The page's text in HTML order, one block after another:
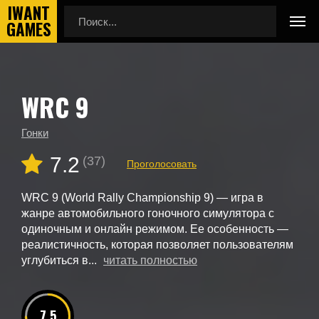
Главная
Новые игры
WRC 9
WRC 9
Гонки
7.2 (37) Проголосовать
WRC 9 (World Rally Championship 9) — игра в
жанре автомобильного гоночного симулятора с
одиночным и онлайн режимом. Ее особенность —
реалистичность, которая позволяет пользователям
углубиться в...
читать полностью